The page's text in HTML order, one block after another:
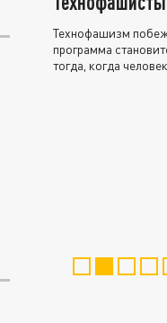
Технофашизм
программа
тогда, когда